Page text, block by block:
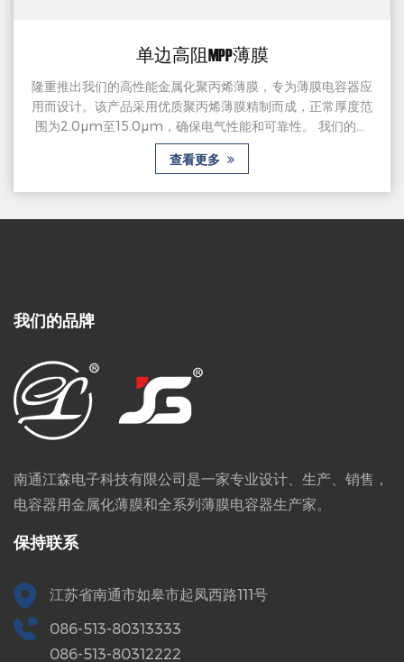
单边高阻MPP薄膜
隆重推出我们的高性能金属化聚丙烯薄膜，专为薄膜电容器应
用而设计。该产品采用优质聚丙烯薄膜精制而成，正常厚度范
围为2.0μm至15.0μm，确保电气性能和可靠性。 我们的金
属化聚丙烯薄膜采用单边距类型，一侧涂有铝或锌铝合金，可
确保导电性和稳定性。厚边结构增强了耐用性并有助于无缝集
查看更多
我们的品牌
南通江森电子科技有限公司是一家专业设计、生产、销售，
电容器用金属化薄膜和全系列薄膜电容器生产家。
保持联系
江苏省南通市如皋市起凤西路111号
086-513-80313333
086-513-80312222